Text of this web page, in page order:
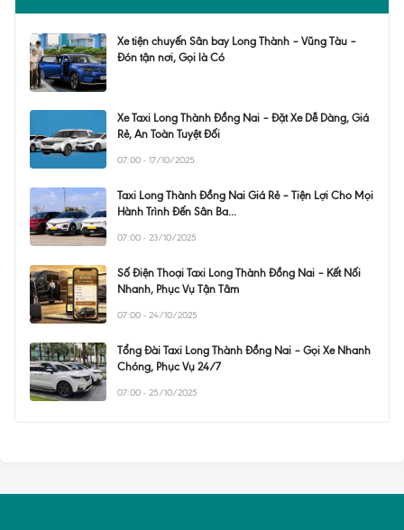
Xe tiện chuyến Sân bay Long Thành – Vũng Tàu –
Đón tận nơi, Gọi là Có
Xe Taxi Long Thành Đồng Nai – Đặt Xe Dễ Dàng, Giá
Rẻ, An Toàn Tuyệt Đối
07:00 - 17/10/2025
Taxi Long Thành Đồng Nai Giá Rẻ – Tiện Lợi Cho Mọi
Hành Trình Đến Sân Ba...
07:00 - 23/10/2025
Số Điện Thoại Taxi Long Thành Đồng Nai – Kết Nối
Nhanh, Phục Vụ Tận Tâm
07:00 - 24/10/2025
Tổng Đài Taxi Long Thành Đồng Nai – Gọi Xe Nhanh
Chóng, Phục Vụ 24/7
07:00 - 25/10/2025